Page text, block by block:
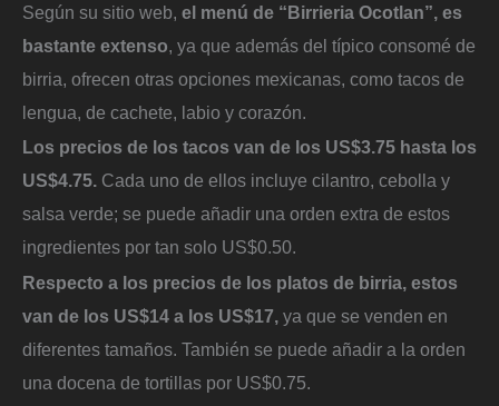
Según su sitio web, el menú de “Birrieria Ocotlan”, es
bastante extenso, ya que además del típico consomé de
birria, ofrecen otras opciones mexicanas, como tacos de
lengua, de cachete, labio y corazón.
Los precios de los tacos van de los US$3.75 hasta los
US$4.75. Cada uno de ellos incluye cilantro, cebolla y
salsa verde; se puede añadir una orden extra de estos
ingredientes por tan solo US$0.50.
Respecto a los precios de los platos de birria, estos
van de los US$14 a los US$17, ya que se venden en
diferentes tamaños. También se puede añadir a la orden
una docena de tortillas por US$0.75.